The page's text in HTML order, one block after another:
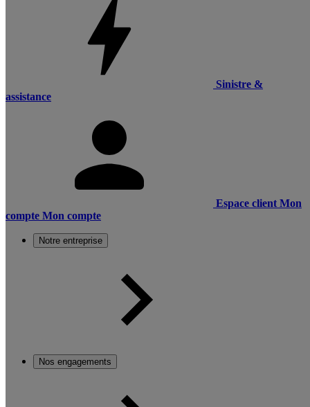
Sinistre &
assistance
Espace client Mon
compte Mon compte
Notre entreprise
Nos engagements